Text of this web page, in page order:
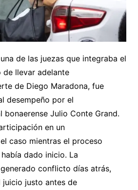
de las juezas que integraba el
llevar adelante
de Diego Maradona, fue
desempeño por el
bonaerense Julio Conte Grand.
en un
caso mientras el proceso
dado inicio. La
conflicto días atrás,
juicio justo antes de